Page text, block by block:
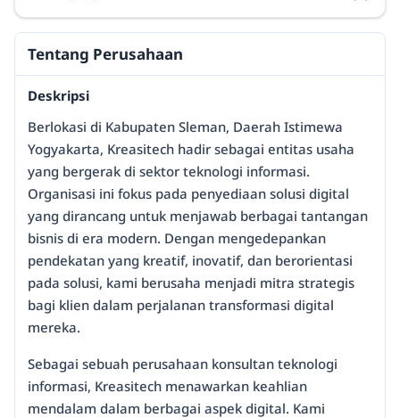
Tentang Perusahaan
Deskripsi
Berlokasi di Kabupaten Sleman, Daerah Istimewa
Yogyakarta, Kreasitech hadir sebagai entitas usaha
yang bergerak di sektor teknologi informasi.
Organisasi ini fokus pada penyediaan solusi digital
yang dirancang untuk menjawab berbagai tantangan
bisnis di era modern. Dengan mengedepankan
pendekatan yang kreatif, inovatif, dan berorientasi
pada solusi, kami berusaha menjadi mitra strategis
bagi klien dalam perjalanan transformasi digital
mereka.
Sebagai sebuah perusahaan konsultan teknologi
informasi, Kreasitech menawarkan keahlian
mendalam dalam berbagai aspek digital. Kami